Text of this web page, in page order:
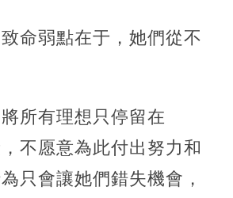
命弱點在于，她們從不
所有理想只停留在
，不愿意為此付出努力和
只會讓她們錯失機會，